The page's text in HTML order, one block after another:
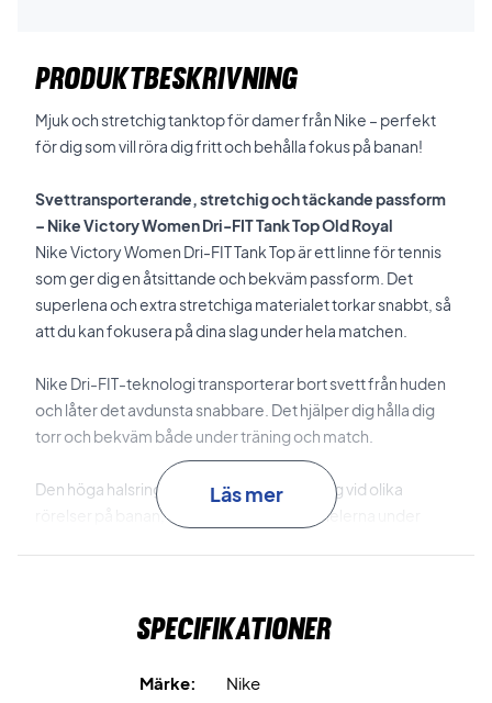
PRODUKTBESKRIVNING
Mjuk och stretchig tanktop för damer från Nike – perfekt
för dig som vill röra dig fritt och behålla fokus på banan!
Svettransporterande, stretchig och täckande passform
– Nike Victory Women Dri-FIT Tank Top Old Royal
Nike Victory Women Dri-FIT Tank Top är ett linne för tennis
som ger dig en åtsittande och bekväm passform. Det
superlena och extra stretchiga materialet torkar snabbt, så
att du kan fokusera på dina slag under hela matchen.
Nike Dri-FIT-teknologi transporterar bort svett från huden
och låter det avdunsta snabbare. Det hjälper dig hålla dig
torr och bekväm både under träning och match.
Den höga halsringningen ger extra täckning vid olika
rörelser på banan, medan de ribbade panelerna under
dig torr och bekväm.
Extra stretchigt material
följer dina rörelser för hög
Läs mer
Specifikationer
Märke:
Nike